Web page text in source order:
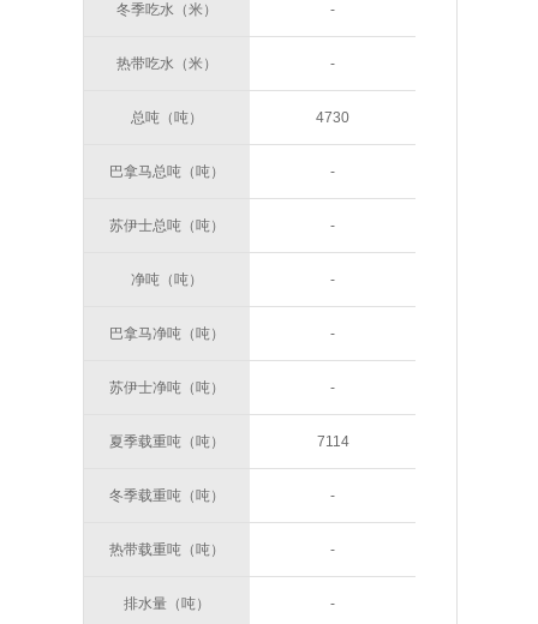
冬季吃水（米） -
热带吃水（米） -
总吨（吨） 4730
巴拿马总吨（吨） -
苏伊士总吨（吨） -
净吨（吨） -
巴拿马净吨（吨） -
苏伊士净吨（吨） -
夏季载重吨（吨） 7114
冬季载重吨（吨） -
热带载重吨（吨） -
排水量（吨） -